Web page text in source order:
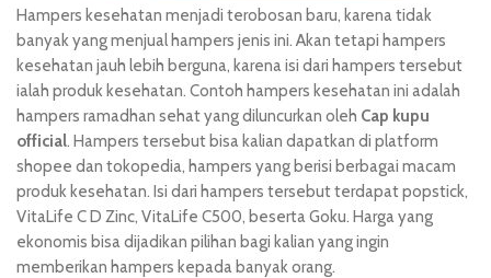
Hampers kesehatan menjadi terobosan baru, karena tidak
banyak yang menjual hampers jenis ini. Akan tetapi hampers
kesehatan jauh lebih berguna, karena isi dari hampers tersebut
ialah produk kesehatan. Contoh hampers kesehatan ini adalah
hampers ramadhan sehat yang diluncurkan oleh Cap kupu
official. Hampers tersebut bisa kalian dapatkan di platform
shopee dan tokopedia, hampers yang berisi berbagai macam
produk kesehatan. Isi dari hampers tersebut terdapat popstick,
VitaLife C D Zinc, VitaLife C500, beserta Goku. Harga yang
ekonomis bisa dijadikan pilihan bagi kalian yang ingin
memberikan hampers kepada banyak orang.